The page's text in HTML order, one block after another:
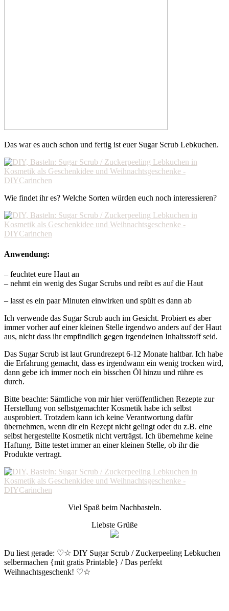
Das war es auch schon und fertig ist euer Sugar Scrub Lebkuchen.
Wie findet ihr es? Welche Sorten würden euch noch interessieren?
Anwendung:
– feuchtet eure Haut an
– nehmt ein wenig des Sugar Scrubs und reibt es auf die Haut
– lasst es ein paar Minuten einwirken und spült es dann ab
Ich verwende das Sugar Scrub auch im Gesicht. Probiert es aber
immer vorher auf einer kleinen Stelle irgendwo anders auf der Haut
aus, nicht dass ihr empfindlich gegen irgendeinen Inhaltsstoff seid.
Das Sugar Scrub ist laut Grundrezept 6-12 Monate haltbar. Ich habe
die Erfahrung gemacht, dass es irgendwann ein wenig trocken wird,
dann gebe ich immer noch ein bisschen Öl hinzu und rühre es
durch.
Bitte beachte: Sämtliche von mir hier veröffentlichen Rezepte zur
Herstellung von selbstgemachter Kosmetik habe ich selbst
ausprobiert. Trotzdem kann ich keine Verantwortung dafür
übernehmen, wenn dir ein Rezept nicht gelingt oder du z.B. eine
selbst hergestellte Kosmetik nicht verträgst. Ich übernehme keine
Haftung. Bitte testet immer an einer kleinen Stelle, ob ihr die
Produkte vertragt.
Viel Spaß beim Nachbasteln.
Liebste Grüße
Du liest gerade: ♡☆ DIY Sugar Scrub / Zuckerpeeling Lebkuchen
selbermachen {mit gratis Printable} / Das perfekt
Weihnachtsgeschenk! ♡☆